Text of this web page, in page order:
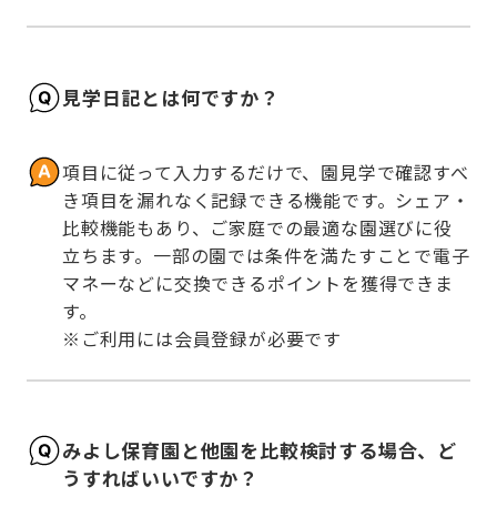
見学日記とは何ですか？
項目に従って入力するだけで、園見学で確認すべ
き項目を漏れなく記録できる機能です。シェア・
比較機能もあり、ご家庭での最適な園選びに役
立ちます。一部の園では条件を満たすことで電子
マネーなどに交換できるポイントを獲得できま
す。
※ご利用には会員登録が必要です
みよし保育園と他園を比較検討する場合、ど
うすればいいですか？